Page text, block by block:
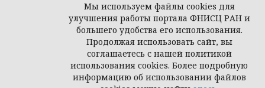
Политика конфиденциальности персональных
© Социологическая наука и социальная практика,
Мы используем файлы cookies для
улучшения работы портала ФНИСЦ РАН и
большего удобства его использования.
Продолжая использовать сайт, вы
соглашаетесь с нашей политикой
использования cookies. Более подробную
информацию об использовании файлов